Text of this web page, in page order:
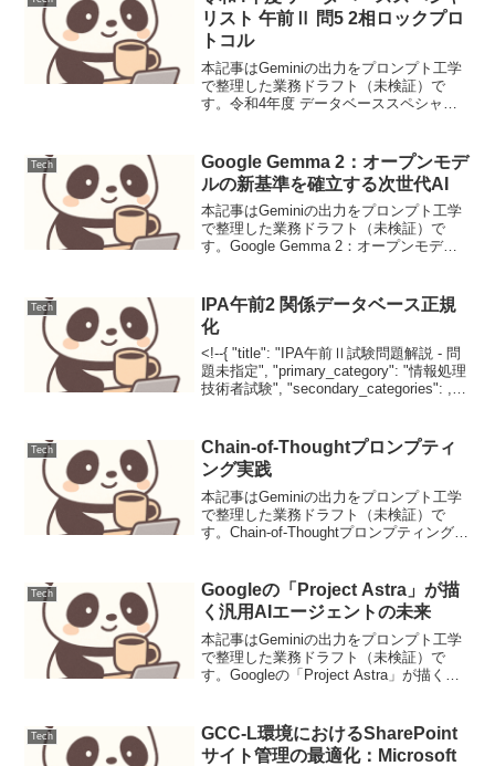
リスト 午前Ⅱ 問5 2相ロックプロ
トコル
本記事はGeminiの出力をプロンプト工学
で整理した業務ドラフト（未検証）で
す。令和4年度 データベーススペシャリ
ロックの性質を問う。解法の核は、デッ
ドロックの...
Tech
Google Gemma 2：オープンモデ
ルの新基準を確立する次世代AI
本記事はGeminiの出力をプロンプト工学
で整理した業務ドラフト（未検証）で
す。Google Gemma 2：オープンモデル
間、日本時間2024年6月26日...
Tech
IPA午前2 関係データベース正規
化
<!--{ "title": "IPA午前Ⅱ試験問題解説 - 問
題未指定", "primary_category": "情報処理
技術者試験", "secondary_categories": ,
Tech
Chain-of-Thoughtプロンプティ
ング実践
本記事はGeminiの出力をプロンプト工学
で整理した業務ドラフト（未検証）で
す。Chain-of-Thoughtプロンプティング実
雑な推論タスクを...
Tech
Googleの「Project Astra」が描
く汎用AIエージェントの未来
本記事はGeminiの出力をプロンプト工学
で整理した業務ドラフト（未検証）で
す。Googleの「Project Astra」が描く汎
DeepMindはGoog...
Tech
GCC-L環境におけるSharePoint
サイト管理の最適化：Microsoft